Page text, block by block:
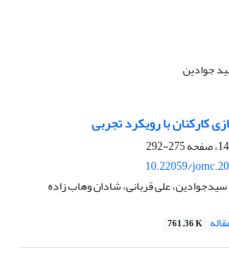
جوادین
کارکنان با رویکرد تجربی
275-292
10.22059/
علی قربانی، شادان وهاب زاده
761.36 K